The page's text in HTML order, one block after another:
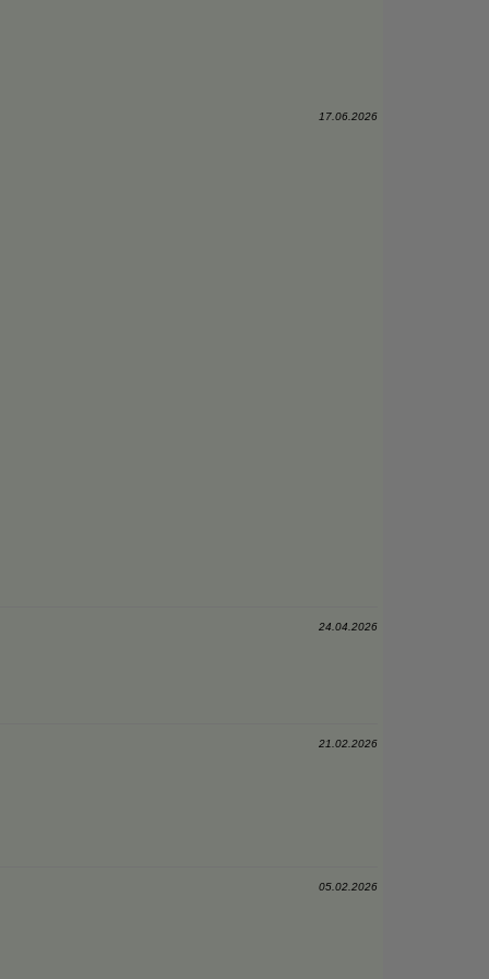
17.06.2026
24.04.2026
21.02.2026
05.02.2026